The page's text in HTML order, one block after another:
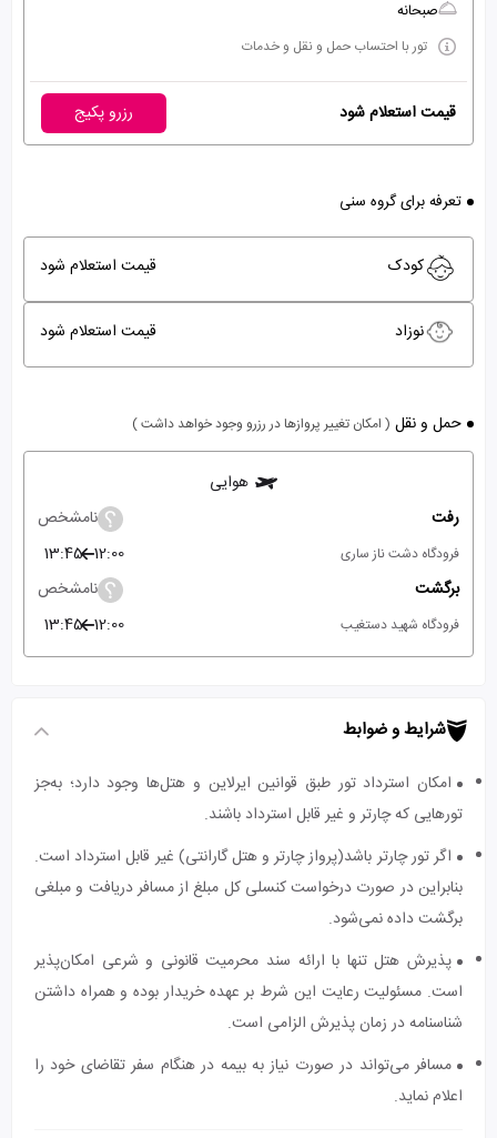
صبحانه
تور با احتساب حمل و نقل و خدمات
قیمت استعلام شود رزرو پکیج
تعرفه برای گروه سنی
کودک قیمت استعلام شود
نوزاد قیمت استعلام شود
حمل و نقل ( امکان تغییر پروازها در رزرو وجود خواهد داشت )
هوایی
رفت
نامشخص
فرودگاه دشت ناز ساری 12:00
13:45
برگشت
نامشخص
فرودگاه شهید دستغیب 12:00
13:45
شرایط و ضوابط
امکان استرداد تور طبق قوانین ایرلاین و هتل‌ها وجود دارد؛ به‌جز
تورهایی که چارتر و غیر قابل استرداد باشند.
اگر تور چارتر باشد(پرواز چارتر و هتل گارانتی) غیر قابل استرداد است.
بنابراین در صورت درخواست کنسلی کل مبلغ از مسافر دریافت و مبلغی
برگشت داده نمی‌شود.
پذیرش هتل تنها با ارائه سند محرمیت قانونی و شرعی امکان‌پذیر
است. مسئولیت رعایت این شرط بر عهده خریدار بوده و همراه داشتن
شناسنامه در زمان پذیرش الزامی است.
مسافر می‌تواند در صورت نیاز به بیمه در هنگام سفر تقاضای خود را
اعلام نماید.